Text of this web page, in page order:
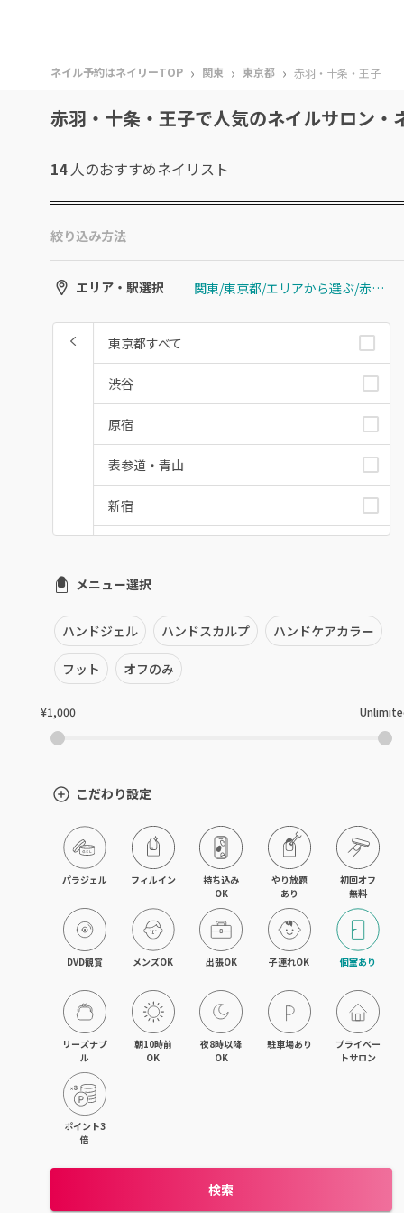
ネイル予約はネイリーTOP › 関東 › 東京都 › 赤羽・十条・王子
赤羽・十条・王子で人気のネイルサロン・
14人のおすすめネイリスト
絞り込み方法
エリア・駅選択 関東/東京都/エリアから選ぶ/赤羽・十条・王子
東京都すべて
渋谷
原宿
表参道・青山
新宿
銀座・新橋・有楽町
恵比寿・代官山・中目黒
自由が丘・学芸大学
下北沢・代々木上原
目黒・戸越・武蔵小山
北千住・町屋・亀有
錦糸町・小岩・青砥
吉祥寺・荻窪・三鷹
立川・国立・国分寺
八王子・日野・昭島
日暮里・駒込・千駄木
メニュー選択
ハンドジェル ハンドスカルプ ハンドケアカラー
フット オフのみ
¥1,000
こだわり設定
パラジェル フィルイン
持ち込み
OK
やり放題
あり
初回オフ
無料
DVD観賞 メンズOK 出張OK 子連れOK 個室あり
リーズナブ
ル
朝10時前
OK
夜8時以降
OK
駐車場あり
プライベー
トサロン
ポイント3
倍
検索